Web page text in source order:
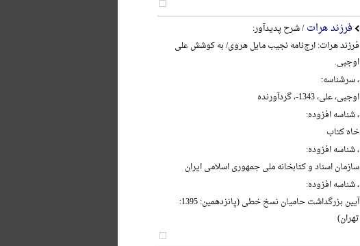
فرزند هرات/ شرح پدیدآور:
فرزند هرات: ارج‌نامه نجیب مایل هروی/ به کوشش علی
اوجبی.
، سرشناسه:
اوجبی، علی، 1343-، گردآورنده
، شناسه افزوده:
خاه کتاب
، شناسه افزوده:
سازمان اسناد و کتابخانه ملی جمهوری اسلامی ایران
، شناسه افزوده:
آیین بزرگداشت حامیان نسخ خطی (پانزدهمین: 1395:
تهران)